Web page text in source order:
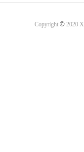
Copyright ©2020